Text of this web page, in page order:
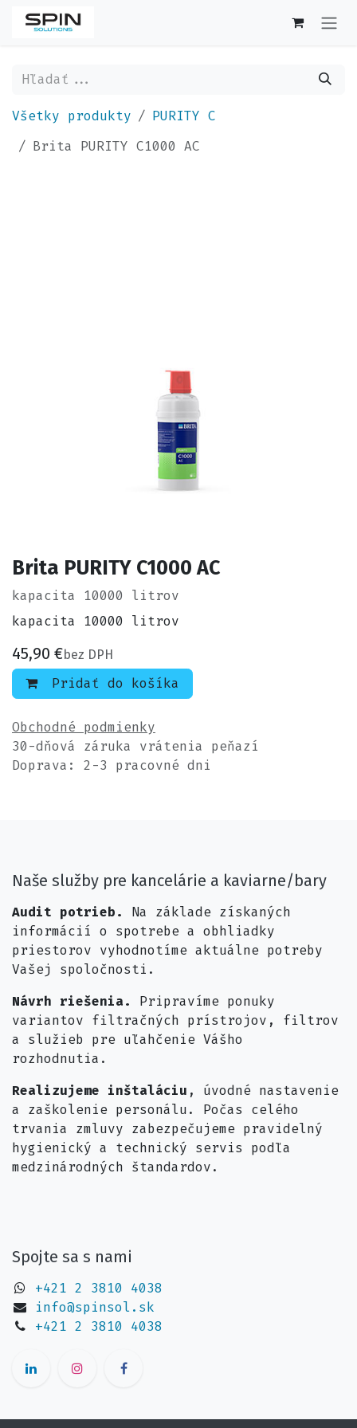
Všetky produkty
PURITY C
Brita PURITY C1000 AC
Brita PURITY C1000 AC
kapacita 10000 litrov
kapacita 10000 litrov
45,90 €bez DPH
Pridať do košíka
Obchodné podmienky
30-dňová záruka vrátenia peňazí
Doprava: 2-3 pracovné dni
Naše služby pre kancelárie a kaviarne/bary
Audit potrieb.
Na základe získaných
informácií o spotrebe a obhliadky
priestorov vyhodnotíme aktuálne potreby
Vašej spoločnosti.
Návrh riešenia. Pripravíme ponuky
variantov filtračných prístrojov, filtrov
a služieb pre uľahčenie Vášho
rozhodnutia.
Realizujeme inštaláciu , úvodné nastavenie
a zaškolenie personálu. Počas celého
trvania zmluvy zabezpečujeme pravidelný
hygienický a technický servis podľa
medzinárodných štandardov.​
Spojte sa s nami
+421 2 3810 4038
info@spinsol.sk
+421 2 3810 4038